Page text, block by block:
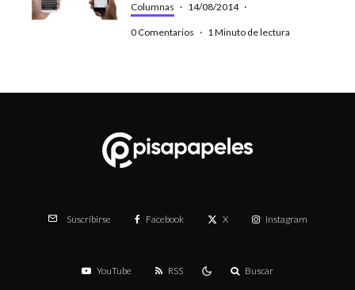
Columnas · 14/08/2014 ·
0 Comentarios · 1 Minuto de lectura
Suscribirse Facebook X Instagram
YouTube RSS Buscar